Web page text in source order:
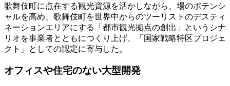
歌舞伎町に点在する観光資源を活かしながら、場のポテンシ
ャルを高め、歌舞伎町を世界中からのツーリストのデスティ
ネーションエリアにする「都市観光拠点の創出」というシナ
リオを事業者とともにつくり上げ、「国家戦略特区プロジェ
クト」としての認定に寄与した。
オフィスや住宅のない大型開発